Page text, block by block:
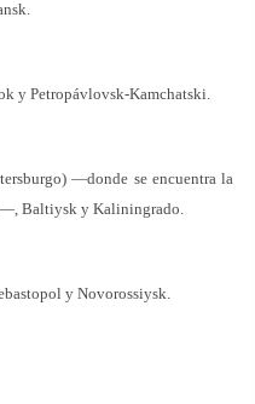
y Petropávlovsk-Kamchatski.
—donde se encuentra la
Baltiysk y Kaliningrado.
y Novorossiysk.